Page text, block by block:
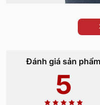
Đánh giá sản phẩm
5